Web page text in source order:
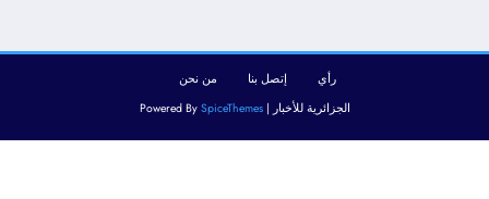
رأي إتصل بنا
من نحن
الجزائرية للأخبار | Powered BySpiceThemes